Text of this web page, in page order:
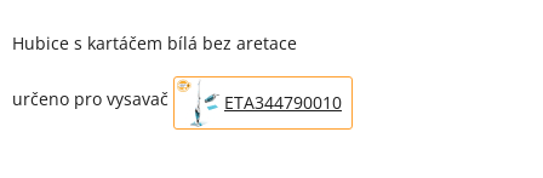
Hubice s kartáčem bílá bez aretace
určeno pro vysavač ETA344790010